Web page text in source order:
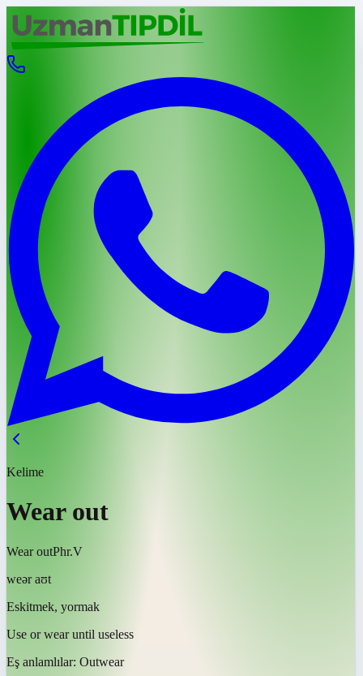
Kelime
Wear out
Wear outPhr.V
weər aʊt
Eskitmek, yormak
Use or wear until useless
Eş anlamlılar: Outwear